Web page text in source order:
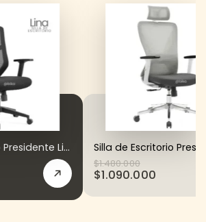
Silla de Escritorio Presidente Lina
$1.480.000
$1.090.000